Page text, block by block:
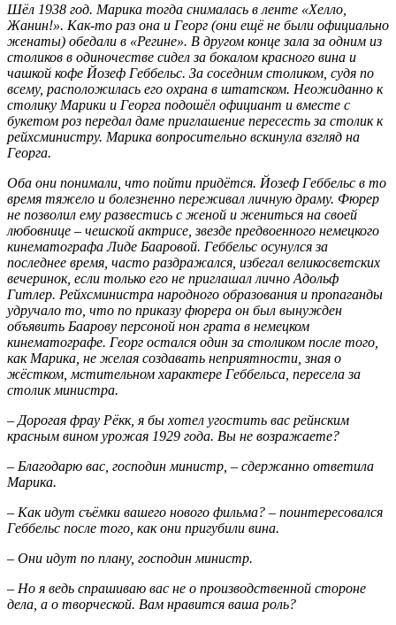
Шёл 1938 год. Марика тогда снималась в ленте «Хелло,
Жанин!». Как-то раз она и Георг (они ещё не были официально
женаты) обедали в «Регине». В другом конце зала за одним из
столиков в одиночестве сидел за бокалом красного вина и
чашкой кофе Йозеф Геббельс. За соседним столиком, судя по
всему, расположилась его охрана в штатском. Неожиданно к
столику Марики и Георга подошёл официант и вместе с
букетом роз передал даме приглашение пересесть за столик к
рейхсминистру. Марика вопросительно вскинула взгляд на
Георга.
Оба они понимали, что пойти придётся. Йозеф Геббельс в то
время тяжело и болезненно переживал личную драму. Фюрер
не позволил ему развестись с женой и жениться на своей
любовнице – чешской актрисе, звезде предвоенного немецкого
кинематографа Лиде Бааровой. Геббельс осунулся за
последнее время, часто раздражался, избегал великосветских
вечеринок, если только его не приглашал лично Адольф
Гитлер. Рейхсминистра народного образования и пропаганды
удручало то, что по приказу фюрера он был вынужден
объявить Баарову персоной нон грата в немецком
кинематографе. Георг остался один за столиком после того,
как Марика, не желая создавать неприятности, зная о
жёстком, мстительном характере Геббельса, пересела за
столик министра.
– Дорогая фрау Рёкк, я бы хотел угостить вас рейнским
красным вином урожая 1929 года. Вы не возражаете?
– Благодарю вас, господин министр, – сдержанно ответила
Марика.
– Как идут съёмки вашего нового фильма? – поинтересовался
Геббельс после того, как они пригубили вина.
– Они идут по плану, господин министр.
– Но я ведь спрашиваю вас не о производственной стороне
дела, а о творческой. Вам нравится ваша роль?